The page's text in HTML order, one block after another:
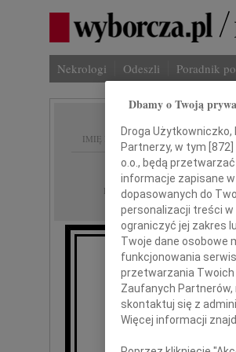
Nekrologi Odeszli Poradnik
IMIĘ I NAZWISKO:
REGION: Warszawa, cała
DATA EMISJI: 14.04.2010
Dbamy o Twoją
Droga Użytkowniczko,
Partnerzy, w tym [872]
o.o., będą
informacje zapisane
dopasowanych do
personalizacji treści w
ograniczyć jej zakres
Twoje dane osobowe
funkcjonowania
przetwarzania Twoich
Zaufanych Partnerów,
skontaktuj się z
Więcej informacji